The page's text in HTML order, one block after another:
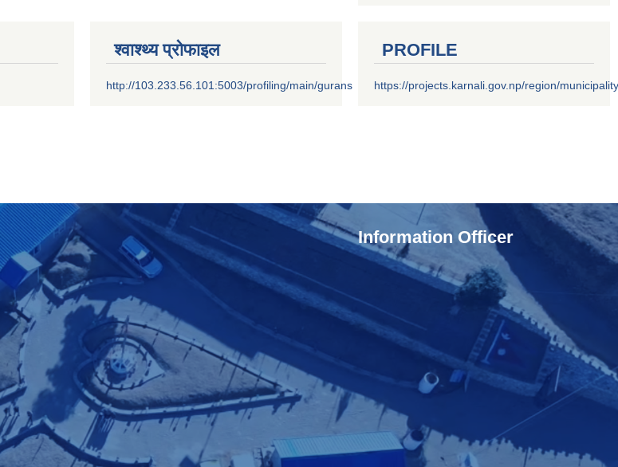
श्वाश्थ्य प्रोफाइल
http://103.233.56.101:5003/profiling/main/gurans
PROFILE
https://projects.karnali.gov.np/region/
Information Officer